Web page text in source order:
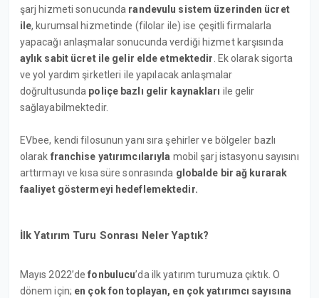
şarj hizmeti sonucunda randevulu sistem üzerinden ücret
ile, kurumsal hizmetinde (filolar ile) ise çeşitli firmalarla
yapacağı anlaşmalar sonucunda verdiği hizmet karşısında
aylık sabit ücret ile gelir elde etmektedir. Ek olarak sigorta
ve yol yardım şirketleri ile yapılacak anlaşmalar
doğrultusunda poliçe bazlı gelir kaynakları ile gelir
sağlayabilmektedir.
EVbee, kendi filosunun yanı sıra şehirler ve bölgeler bazlı
olarak franchise yatırımcılarıyla mobil şarj istasyonu sayısını
arttırmayı ve kısa süre sonrasında globalde bir ağ kurarak
faaliyet göstermeyi hedeflemektedir.
İlk Yatırım Turu Sonrası Neler Yaptık?
Mayıs 2022’defonbulucu’da ilk yatırım turumuza çıktık. O
dönem için; en çok fon toplayan, en çok yatırımcı sayısına